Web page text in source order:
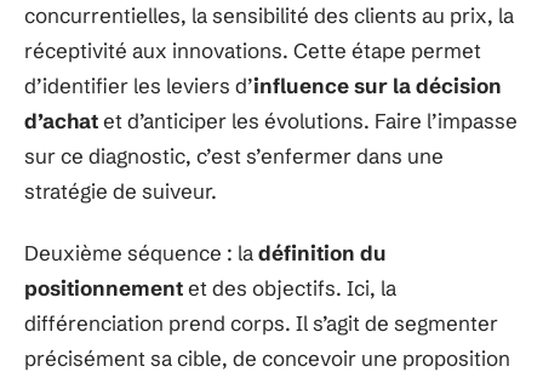
concurrentielles, la sensibilité des clients au prix, la
réceptivité aux innovations. Cette étape permet
d’identifier les leviers d’influence sur la décision
d’achatet d’anticiper les évolutions. Faire l’impasse
sur ce diagnostic, c’est s’enfermer dans une
stratégie de suiveur.
Deuxième séquence : ladéfinition du
positionnementet des objectifs. Ici, la
différenciation prend corps. Il s’agit de segmenter
précisément sa cible, de concevoir une proposition